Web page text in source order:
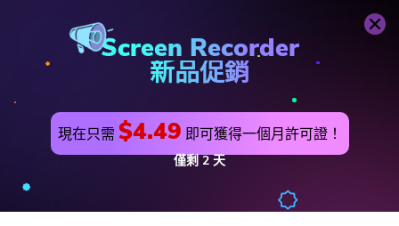
Screen Recorder
新品促銷
現在只需 $4.49 即可獲得一個月許可證！
僅剩2 天
PowerMyMac